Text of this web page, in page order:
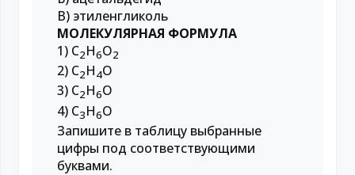
В) этиленгликоль
МОЛЕКУЛЯРНАЯ ФОРМУЛА
1) C2H6O2
2) C2H4O
3) C2H6O
4) C3H6O
Запишите в таблицу выбранные
цифры под соответствующими
буквами.